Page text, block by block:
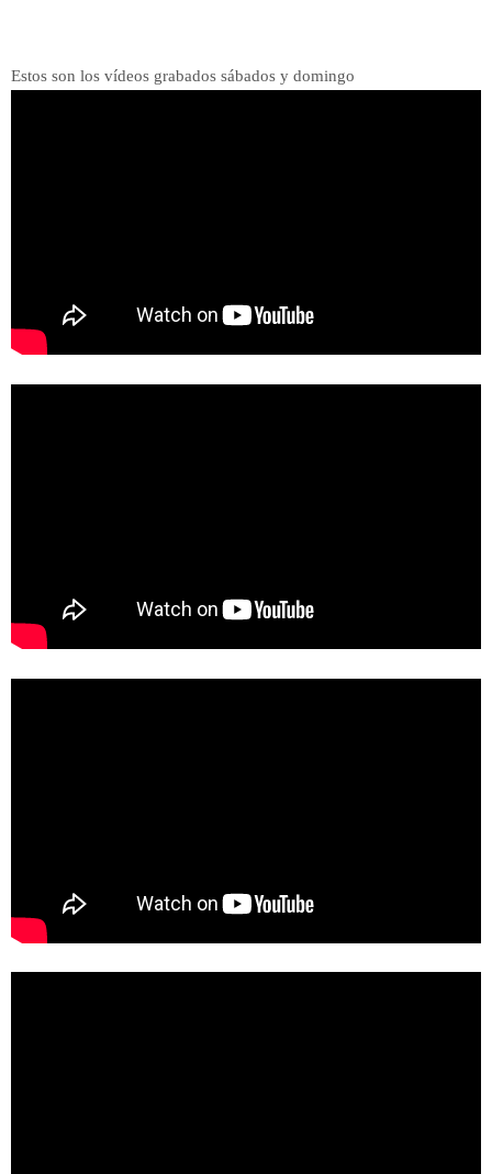
Estos son los vídeos grabados sábados y domingo